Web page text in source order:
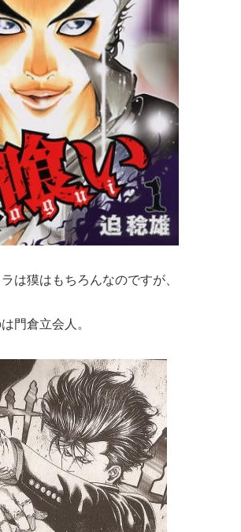
は獏はもちろんなのですが、
門倉立会人。